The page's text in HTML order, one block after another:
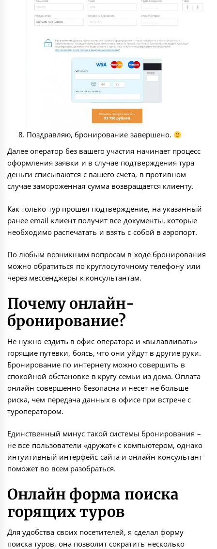
Поздравляю, бронирование завершено.
Далее оператор без вашего участия начинает процесс
оформления заявки и в случае подтверждения тура
деньги списываются с вашего счета, в противном
случае замороженная сумма возвращается клиенту.
Как только тур прошел подтверждение, на указанный
ранее email клиент получит все документы, которые
необходимо распечатать и взять с собой в аэропорт.
По любым возникшим вопросам в ходе бронирования
можно обратиться по круглосуточному телефону или
через мессенджеры к консультантам.
Почему онлайн-
бронирование?
Не нужно ездить в офис оператора и «вылавливать»
горящие путевки, боясь, что они уйдут в другие руки.
Бронирование по интернету можно совершить в
спокойной обстановке в кругу семьи из дома. Оплата
онлайн совершенно безопасна и несет не больше
риска, чем передача данных в офисе при встрече с
туроператором.
Единственный минус такой системы бронирования –
не все пользователи «дружат» с компьютером, однако
интуитивный интерфейс сайта и онлайн консультант
поможет во всем разобраться.
Онлайн форма поиска
горящих туров
Для удобства своих посетителей, я сделал форму
поиска туров, она позволит сократить несколько